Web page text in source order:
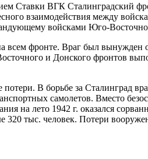
Ставки ВГК Сталинградский
взаимодействия между
войсками Юго-
фронте. Враг был вынужден
и Донского фронтов
В борьбе за Сталинград
самолетов. Вместо
на лето 1942 г. оказался
320 тыс. человек. Потери